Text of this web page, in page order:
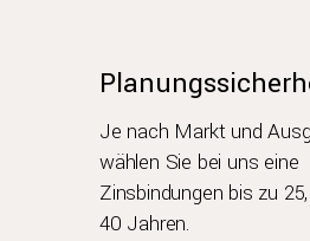
Je nach Markt und
wählen Sie bei uns eine
Zinsbindungen bis zu
40 Jahren.